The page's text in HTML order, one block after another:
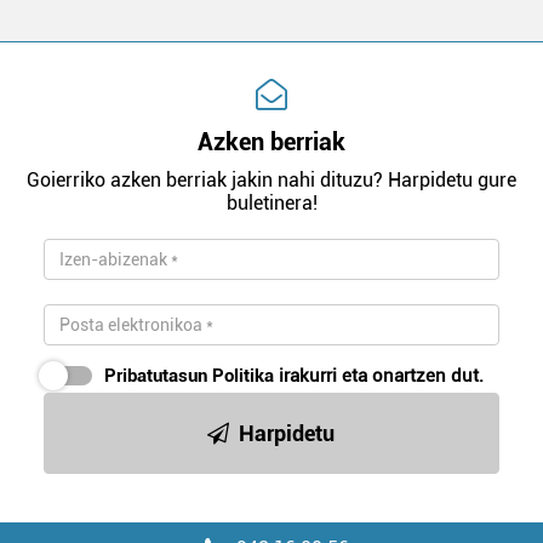
Azken berriak
Goierriko azken berriak jakin nahi dituzu? Harpidetu gure
buletinera!
Pribatutasun Politika irakurri eta onartzen dut.
Harpidetu